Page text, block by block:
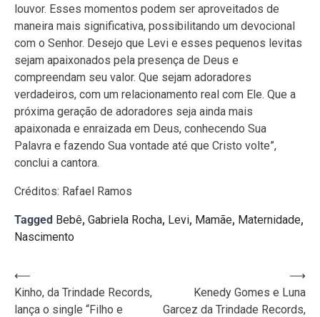
louvor. Esses momentos podem ser aproveitados de
maneira mais significativa, possibilitando um devocional
com o Senhor. Desejo que Levi e esses pequenos levitas
sejam apaixonados pela presença de Deus e
compreendam seu valor. Que sejam adoradores
verdadeiros, com um relacionamento real com Ele. Que a
próxima geração de adoradores seja ainda mais
apaixonada e enraizada em Deus, conhecendo Sua
Palavra e fazendo Sua vontade até que Cristo volte”,
conclui a cantora.
Créditos: Rafael Ramos
Tagged Bebê, Gabriela Rocha, Levi, Mamãe, Maternidade,
Nascimento
Navegação
de
⟵
Kinho, da Trindade Records,
lança o single “Filho e
Kenedy Gomes e Luna
Garcez da Trindade Records,
⟶